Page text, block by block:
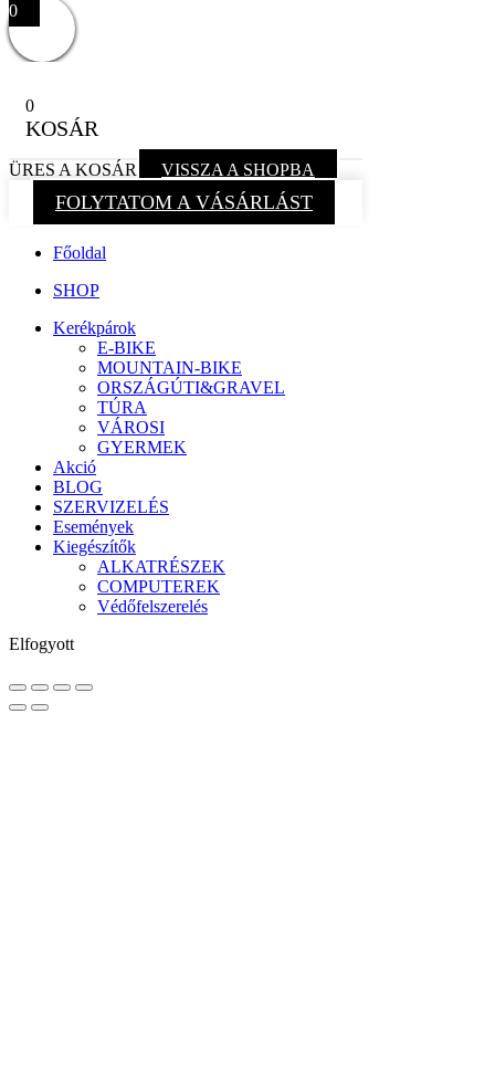
0
0
KOSÁR
ÜRES A KOSÁR VISSZA A SHOPBA
FOLYTATOM A VÁSÁRLÁST
Főoldal
SHOP
Kerékpárok
E-BIKE
MOUNTAIN-BIKE
ORSZÁGÚTI&GRAVEL
TÚRA
VÁROSI
GYERMEK
Akció
BLOG
SZERVIZELÉS
Események
Kiegészítők
ALKATRÉSZEK
COMPUTEREK
Védőfelszerelés
Elfogyott